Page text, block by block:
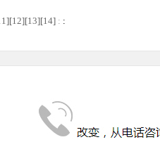
][12][13][14] : :